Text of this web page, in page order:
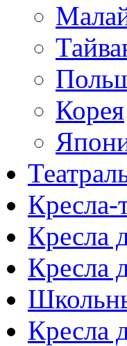
Корея
Кресла
Кресла
Кресла